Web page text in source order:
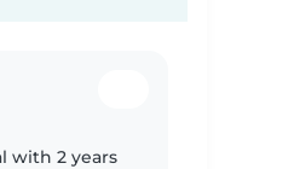
with 2 years